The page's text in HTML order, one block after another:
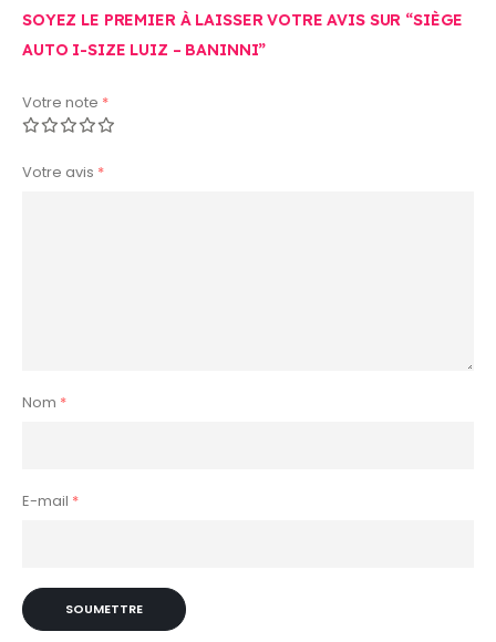
SOYEZ LE PREMIER À LAISSER VOTRE AVIS SUR “SIÈGE
AUTO I-SIZE LUIZ – BANINNI”
Votre note *
Votre avis *
Nom *
E-mail *